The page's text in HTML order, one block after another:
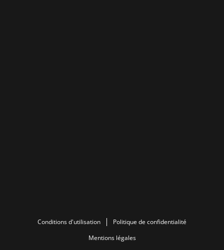
Conditions d'utilisation
Politique de confidentialité
Mentions légales